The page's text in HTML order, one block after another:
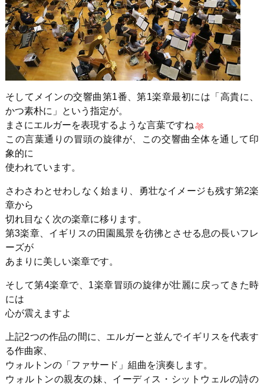
そしてメインの交響曲第1番、第1楽章最初には「高貴に、
かつ素朴に」という指定が。
まさにエルガーを表現するような言葉ですね
この言葉通りの冒頭の旋律が、この交響曲全体を通して印
象的に
使われています。
さわさわとせわしなく始まり、勇壮なイメージも残す第2楽
章から
切れ目なく次の楽章に移ります。
第3楽章、イギリスの田園風景を彷彿とさせる息の長いフレ
ーズが
あまりに美しい楽章です。
そして第4楽章で、1楽章冒頭の旋律が壮麗に戻ってきた時
には
心が震えますよ
上記2つの作品の間に、エルガーと並んでイギリスを代表す
る作曲家、
ウォルトンの「ファサード」組曲を演奏します。
ウォルトンの親友の妹、イーディス・シットウェルの詩の